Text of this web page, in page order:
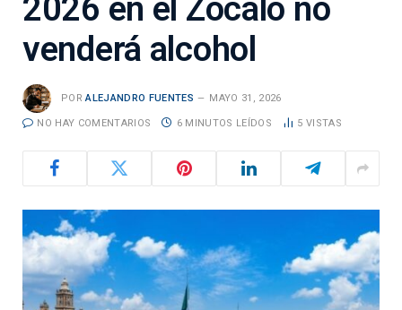
2026 en el Zócalo no
venderá alcohol
POR ALEJANDRO FUENTES MAYO 31, 2026
NO HAY COMENTARIOS 6 MINUTOS LEÍDOS 5 VISTAS